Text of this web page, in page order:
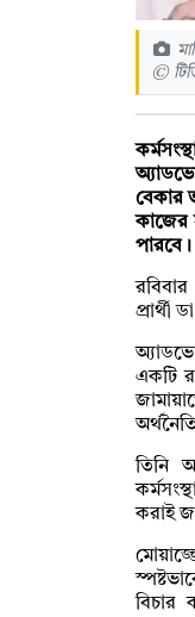
©
বেকার
কাজের
পারবে।
প্রার্থী
একটি
তিনি
করাই
বিচার